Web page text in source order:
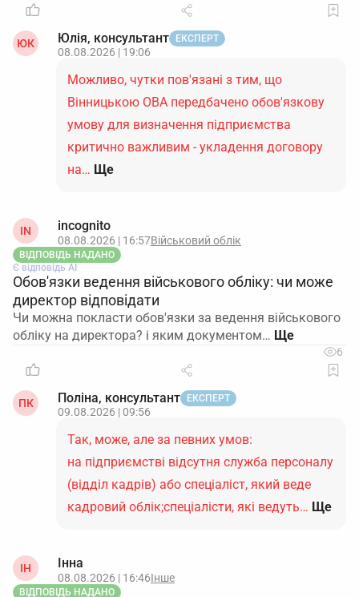
ЮК Юлія, консультант ЕКСПЕРТ
08.08.2026 | 19:06
Можливо, чутки пов'язані з тим, що
Вінницькою ОВА передбачено обов'язкову
умову для визначення підприємства
критично важливим - укладення договору
на… Ще
IN incognito
08.08.2026 | 16:57Військовий облік
ВІДПОВІДЬ НАДАНО
Є відповідь АІ
Обов'язки ведення військового обліку: чи може
директор відповідати
Чи можна покласти обов'язки за ведення військового
обліку на директора? і яким документом…
6
ПК Поліна, консультант ЕКСПЕРТ
09.08.2026 | 09:56
Так, може, але за певних умов:
на підприємстві відсутня служба персоналу
(відділ кадрів) або спеціаліст, який веде
кадровий облік;спеціалісти, які ведуть… Ще
ІН Інна
08.08.2026 | 16:46Інше
ВІДПОВІДЬ НАДАНО